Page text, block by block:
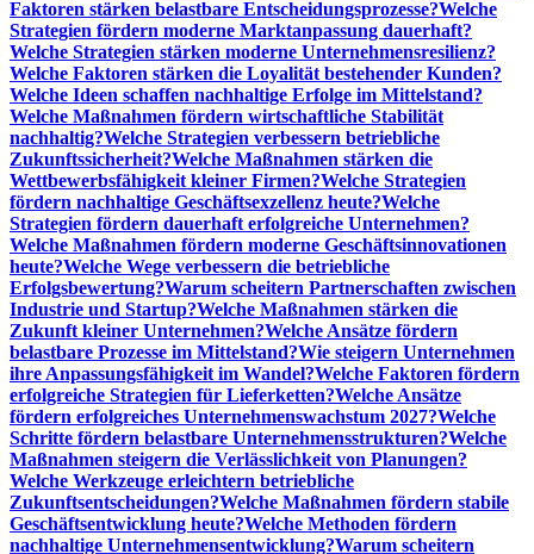
Faktoren stärken belastbare Entscheidungsprozesse?Welche
Strategien fördern moderne Marktanpassung dauerhaft?
Welche Strategien stärken moderne Unternehmensresilienz?
Welche Faktoren stärken die Loyalität bestehender Kunden?
Welche Ideen schaffen nachhaltige Erfolge im Mittelstand?
Welche Maßnahmen fördern wirtschaftliche Stabilität
nachhaltig?Welche Strategien verbessern betriebliche
Zukunftssicherheit?Welche Maßnahmen stärken die
Wettbewerbsfähigkeit kleiner Firmen?Welche Strategien
fördern nachhaltige Geschäftsexzellenz heute?Welche
Strategien fördern dauerhaft erfolgreiche Unternehmen?
Welche Maßnahmen fördern moderne Geschäftsinnovationen
heute?Welche Wege verbessern die betriebliche
Erfolgsbewertung?Warum scheitern Partnerschaften zwischen
Industrie und Startup?Welche Maßnahmen stärken die
Zukunft kleiner Unternehmen?Welche Ansätze fördern
belastbare Prozesse im Mittelstand?Wie steigern Unternehmen
ihre Anpassungsfähigkeit im Wandel?Welche Faktoren fördern
erfolgreiche Strategien für Lieferketten?Welche Ansätze
fördern erfolgreiches Unternehmenswachstum 2027?Welche
Schritte fördern belastbare Unternehmensstrukturen?Welche
Maßnahmen steigern die Verlässlichkeit von Planungen?
Welche Werkzeuge erleichtern betriebliche
Zukunftsentscheidungen?Welche Maßnahmen fördern stabile
Geschäftsentwicklung heute?Welche Methoden fördern
nachhaltige Unternehmensentwicklung?Warum scheitern